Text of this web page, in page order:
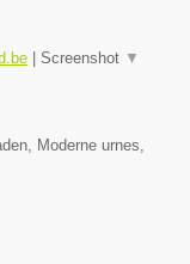
Screenshot ▼
Moderne urnes,